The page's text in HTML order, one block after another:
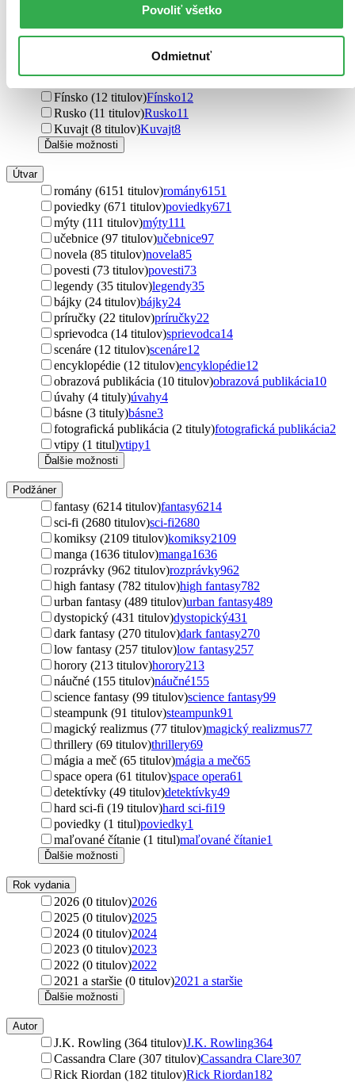
Povoliť všetko
Odmietnuť
Nórsko (21 titulov) Nórsko 21
Taliansko (18 titulov)Taliansko18
Brazília16
Fínsko (12 titulov)Fínsko12
Rusko (11 titulov)Rusko11
Kuvajt (8 titulov)Kuvajt8
Ďalšie možnosti
Útvar
romány (6151 titulov)romány6151
poviedky (671 titulov)poviedky671
mýty (111 titulov)mýty111
učebnice (97 titulov)učebnice97
novela (85 titulov)novela85
povesti (73 titulov)povesti73
legendy (35 titulov)legendy35
bájky (24 titulov)bájky24
príručky (22 titulov)príručky22
sprievodca (14 titulov)sprievodca14
scenáre (12 titulov)scenáre12
encyklopédie (12 titulov)encyklopédie12
obrazová publikácia (10 titulov)obrazová publikácia10
úvahy (4 tituly)úvahy4
básne (3 tituly)básne3
fotografická publikácia (2 tituly)fotografická publikácia2
vtipy (1 titul)vtipy1
Ďalšie možnosti
Podžáner
fantasy (6214 titulov)fantasy6214
sci-fi (2680 titulov)sci-fi2680
komiksy (2109 titulov)komiksy2109
manga (1636 titulov)manga1636
rozprávky (962 titulov)rozprávky962
high fantasy (782 titulov)high fantasy782
urban fantasy (489 titulov)urban fantasy489
dystopický (431 titulov)dystopický431
dark fantasy (270 titulov)dark fantasy270
low fantasy (257 titulov)low fantasy257
horory (213 titulov)horory213
náučné (155 titulov)náučné155
science fantasy (99 titulov)science fantasy99
steampunk (91 titulov)steampunk91
magický realizmus (77 titulov)magický realizmus77
thrillery (69 titulov)thrillery69
mágia a meč (65 titulov)mágia a meč65
space opera (61 titulov)space opera61
detektívky (49 titulov)detektívky49
hard sci-fi (19 titulov)hard sci-fi19
poviedky (1 titul)poviedky1
maľované čítanie (1 titul)maľované čítanie1
Ďalšie možnosti
Rok vydania
2026 (0 titulov)2026
2025 (0 titulov)2025
2024 (0 titulov)2024
2023 (0 titulov)2023
2022 (0 titulov)2022
2021 a staršie (0 titulov)2021 a staršie
Ďalšie možnosti
Autor
J.K. Rowling (364 titulov)J.K. Rowling364
Cassandra Clare (307 titulov)Cassandra Clare307
Rick Riordan (182 titulov)Rick Riordan182